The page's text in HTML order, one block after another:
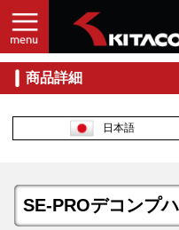
商品詳細
日本語
SE-PROデコンプ